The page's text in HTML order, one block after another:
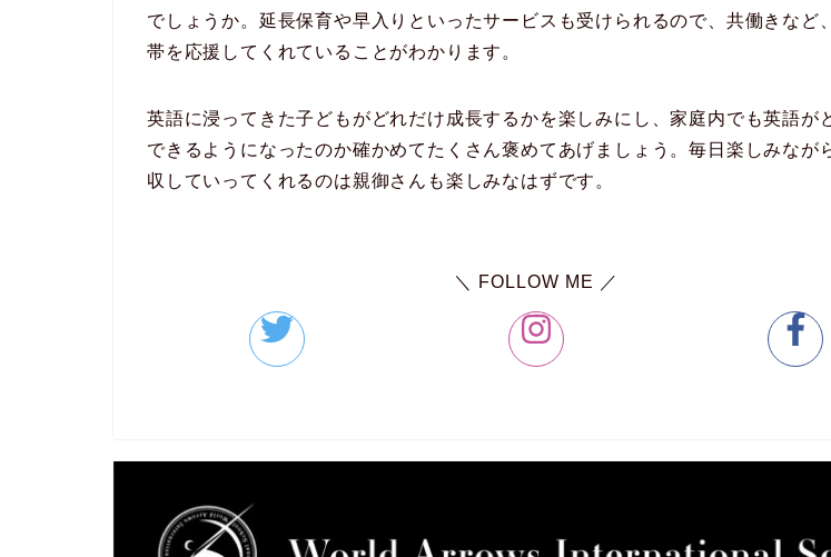
でしょうか。延長保育や早入りといったサービスも受けられるので、共働きなど
帯を応援してくれていることがわかります。
英語に浸ってきた子どもがどれだけ成長するかを楽しみにし、家庭内でも英語が
できるようになったのか確かめてたくさん褒めてあげましょう。毎日楽しみなが
収していってくれるのは親御さんも楽しみなはずです。
＼ FOLLOW ME ／